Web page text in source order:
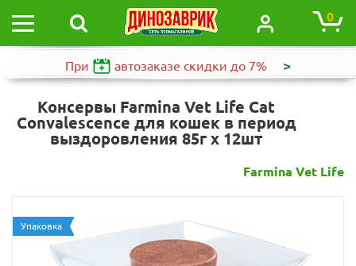
0
При автозаказе скидки до 7% >
Консервы Farmina Vet Life Cat
Convalescence для кошек в период
выздоровления 85г х 12шт
Farmina Vet Life
Упаковка